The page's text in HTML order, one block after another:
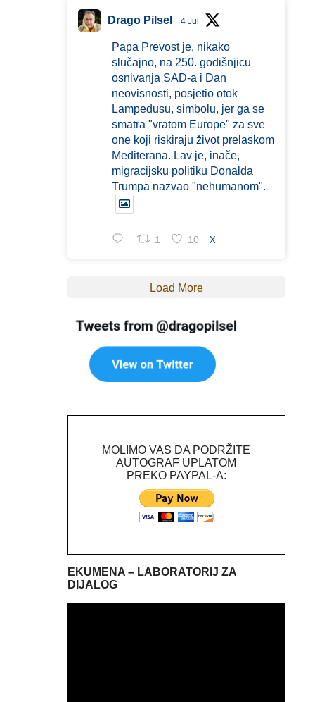
Drago Pilsel 4 Jul
Papa Prevost je, nikako
slučajno, na 250. godišnjicu
osnivanja SAD-a i Dan
neovisnosti, posjetio otok
Lampedusu, simbolu, jer ga se
smatra "vratom Europe" za sve
one koji riskiraju život prelaskom
Mediterana. Lav je, inače,
migracijsku politiku Donalda
Trumpa nazvao "nehumanom".
1 10 X
Load More
MOLIMO VAS DA PODRŽITE
AUTOGRAF UPLATOM
PREKO PAYPAL-A:
EKUMENA – LABORATORIJ ZA
DIJALOG